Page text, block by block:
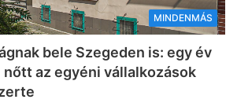
MINDENMÁS
bele Szegeden is: egy év
az egyéni vállalkozások